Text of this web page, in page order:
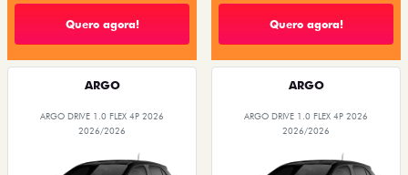
Quero agora! Quero agora!
ARGO
ARGO DRIVE 1.0 FLEX 4P 2026
2026/2026
ARGO
ARGO DRIVE 1.0 FLEX 4P 2026
2026/2026